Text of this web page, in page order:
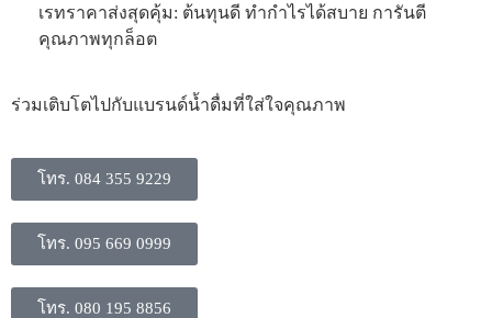
​เรทราคาส่งสุดคุ้ม: ต้นทุนดี ทำกำไรได้สบาย การันตี
คุณภาพทุกล็อต
​ร่วมเติบโตไปกับแบรนด์น้ำดื่มที่ใส่ใจคุณภาพ
โทร. 084 355 9229
โทร. 095 669 0999
โทร. 080 195 8856